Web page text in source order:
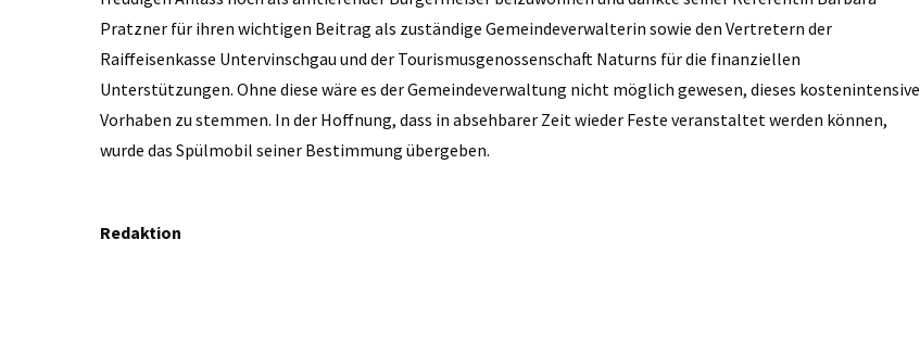
Pratzner für ihren wichtigen Beitrag als zuständige Gemeindeverwalterin sowie den Vertretern der
Raiffeisenkasse Untervinschgau und der Tourismusgenossenschaft Naturns für die finanziellen
Unterstützungen. Ohne diese wäre es der Gemeindeverwaltung nicht möglich gewesen, dieses kostenintensive
Vorhaben zu stemmen. In der Hoffnung, dass in absehbarer Zeit wieder Feste veranstaltet werden können,
wurde das Spülmobil seiner Bestimmung übergeben.
Redaktion